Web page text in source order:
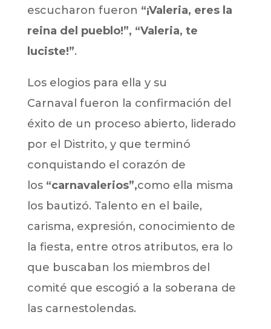
escucharon fueron “¡Valeria, eres la
reina del pueblo!”, “Valeria, te
luciste!”.
Los elogios para ella y su
Carnaval fueron la confirmación del
éxito de un proceso abierto, liderado
por el Distrito, y que terminó
conquistando el corazón de
los “carnavalerios”,como ella misma
los bautizó. Talento en el baile,
carisma, expresión, conocimiento de
la fiesta, entre otros atributos, era lo
que buscaban los miembros del
comité que escogió a la soberana de
las carnestolendas.